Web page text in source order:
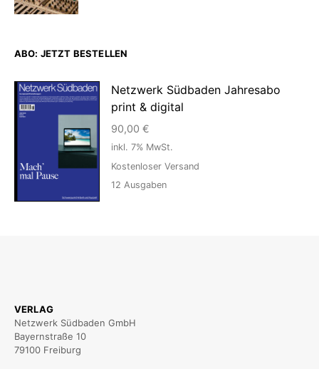
ABO: JETZT BESTELLEN
Netzwerk Südbaden Jahresabo
print & digital
90,00 €
inkl. 7% MwSt.
Kostenloser Versand
12 Ausgaben
VERLAG
Netzwerk Südbaden GmbH
Bayernstraße 10
79100 Freiburg